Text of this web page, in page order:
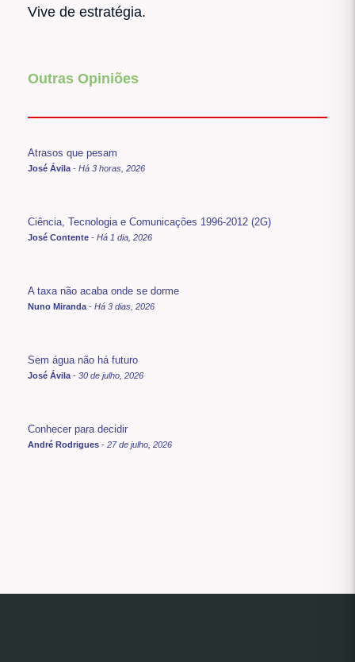
Vive de estratégia.
Outras Opiniões
Atrasos que pesam
José Ávila - Há 3 horas, 2026
Ciência, Tecnologia e Comunicações 1996-2012 (2G)
José Contente - Há 1 dia, 2026
A taxa não acaba onde se dorme
Nuno Miranda - Há 3 dias, 2026
Sem água não há futuro
José Ávila - 30 de julho, 2026
Conhecer para decidir
André Rodrigues - 27 de julho, 2026